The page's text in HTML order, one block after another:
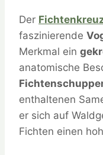
Der
faszinierende
Merkmal ein
anatomische
enthaltenen
er sich auf
Fichten einen